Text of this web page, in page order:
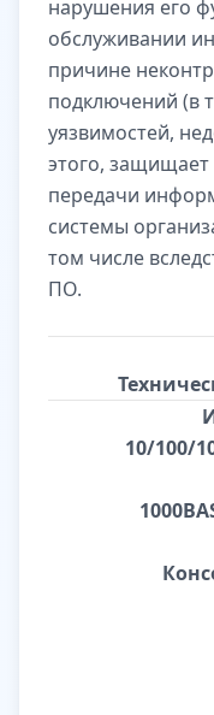
нарушения его
обслуживании
причине
подключений (в
уязвимостей,
этого,
передачи
системы
том числе
ПО.
10/100/